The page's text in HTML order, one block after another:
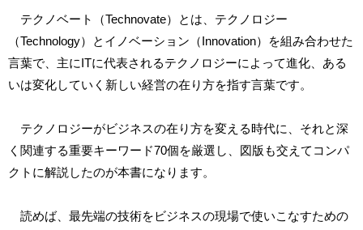
テクノベート（Technovate）とは、テクノロジー
（Technology）とイノベーション（Innovation）を組み合わせた
言葉で、主にITに代表されるテクノロジーによって進化、ある
いは変化していく新しい経営の在り方を指す言葉です。
テクノロジーがビジネスの在り方を変える時代に、それと深
く関連する重要キーワード70個を厳選し、図版も交えてコンパ
クトに解説したのが本書になります。
読めば、最先端の技術をビジネスの現場で使いこなすための